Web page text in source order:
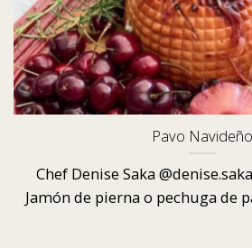
Pavo Navideño
Chef Denise Saka
Jamón de pierna o pechuga de